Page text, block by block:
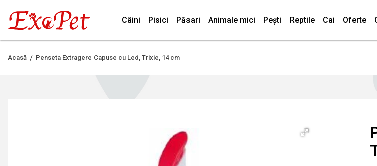
Câini Pisici Păsari Animale mici Pești Reptile Cai Oferte
Acasă Penseta Extragere Capuse cu Led, Trixie, 14 cm